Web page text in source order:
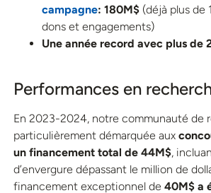
campagne: 180M$ (déjà plus de
dons et engagements)
Une année record avec plus de
Performances en
En 2023-2024, notre communauté de
particulièrement démarquée aux
un financement total de 44M$,
d’envergure dépassant le million de
financement exceptionnel de 40M$ a